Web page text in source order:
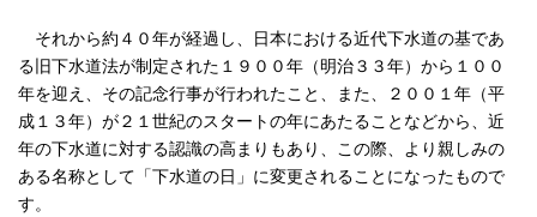
それから約４０年が経過し、日本における近代下水道の基であ
る旧下水道法が制定された１９００年（明治３３年）から１００
年を迎え、その記念行事が行われたこと、また、２００１年（平
成１３年）が２１世紀のスタートの年にあたることなどから、近
年の下水道に対する認識の高まりもあり、この際、より親しみの
ある名称として「下水道の日」に変更されることになったもので
す。